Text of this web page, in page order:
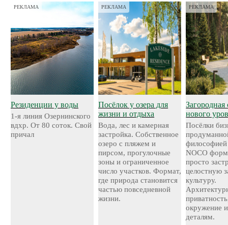
РЕКЛАМА
Резиденции у воды
1-я линия Озернинского
вдхр. От 80 соток. Свой
причал
РЕКЛАМА
Посёлок у озера для
жизни и отдыха
Вода, лес и камерная
застройка. Собственное
озеро с пляжем и
пирсом, прогулочные
зоны и ограниченное
число участков. Формат,
где природа становится
частью повседневной
жизни.
РЕКЛАМА
Загородная
нового
Посёлки
NOCO
просто
целостную
культуру.
окружение
деталям.